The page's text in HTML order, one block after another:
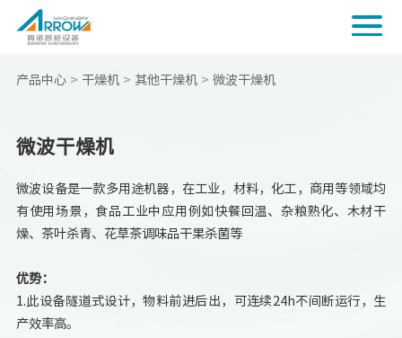
产品中心 > 干燥机 > 其他干燥机 > 微波干燥机
微波干燥机
微波设备是一款多用途机器，在工业，材料，化工，商用等领域均
有使用场景，食品工业中应用例如快餐回温、杂粮熟化、木材干
燥、茶叶杀青、花草茶调味品干果杀菌等
优势：
1.此设备隧道式设计，物料前进后出，可连续24h不间断运行，生
产效率高。